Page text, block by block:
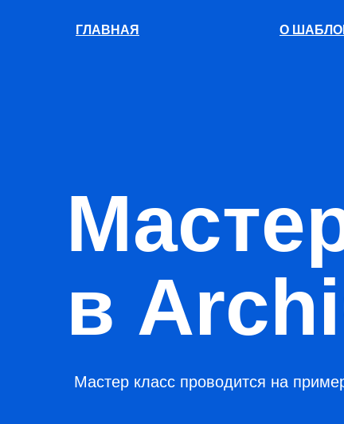
ГЛАВНАЯ О
в
Мастер класс проводится на